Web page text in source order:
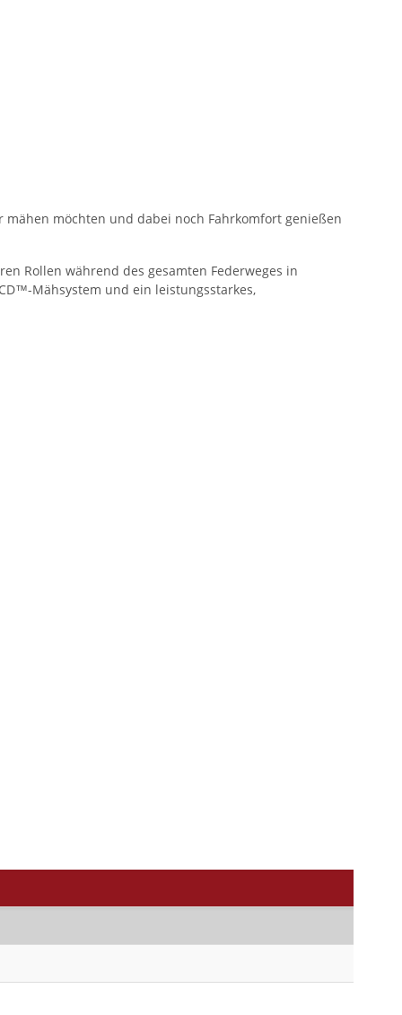
möchten und dabei noch Fahrkomfort genießen
Rollen während des gesamten Federweges in
Mähsystem und ein leistungsstarkes,